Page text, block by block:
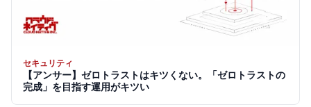
セキュリティ
【アンサー】ゼロトラストはキツくない。「ゼロトラストの
完成」を目指す運用がキツい